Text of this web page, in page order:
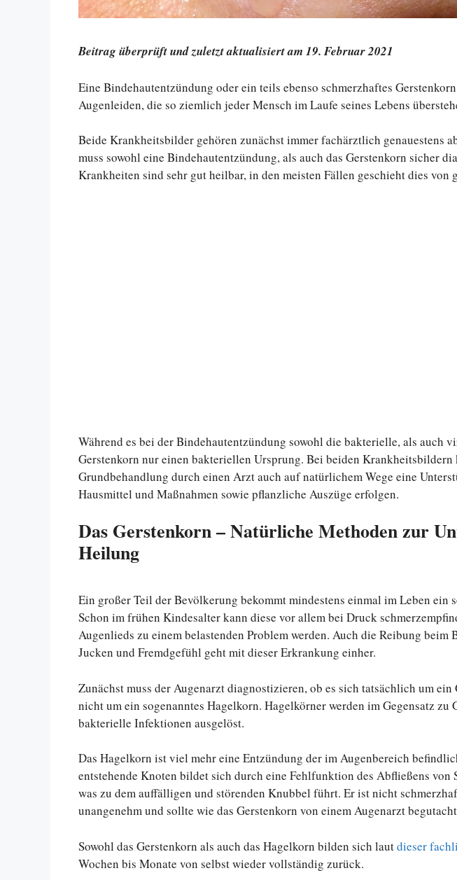
Beitrag überprüft und zuletzt aktualisiert am 19. Februar 2021
Eine Bindehautentzündung oder ein teils ebenso schmerzhaftes
Augenleiden, die so ziemlich jeder Mensch im Laufe seines Lebens
Beide Krankheitsbilder gehören zunächst immer fachärztlich genauestens
muss sowohl eine Bindehautentzündung, als auch das Gerstenkorn sicher
Krankheiten sind sehr gut heilbar, in den meisten Fällen geschieht dies von
Während es bei der Bindehautentzündung sowohl die bakterielle, als auch
Gerstenkorn nur einen bakteriellen Ursprung. Bei beiden
Grundbehandlung durch einen Arzt auch auf natürlichem Wege eine
Hausmittel und Maßnahmen sowie pflanzliche Auszüge erfolgen.
Das Gerstenkorn – Natürliche Methoden zur
Heilung
Ein großer Teil der Bevölkerung bekommt mindestens einmal im Leben ein
Schon im frühen Kindesalter kann diese vor allem bei Druck
Augenlieds zu einem belastenden Problem werden. Auch die Reibung beim
Jucken und Fremdgefühl geht mit dieser Erkrankung einher.
Zunächst muss der Augenarzt diagnostizieren, ob es sich tatsächlich um
nicht um ein sogenanntes Hagelkorn. Hagelkörner werden im Gegensatz zu
bakterielle Infektionen ausgelöst.
Das Hagelkorn ist viel mehr eine Entzündung der im Augenbereich
entstehende Knoten bildet sich durch eine Fehlfunktion des Abfließens von
was zu dem auffälligen und störenden Knubbel führt. Er ist nicht
unangenehm und sollte wie das Gerstenkorn von einem Augenarzt
Sowohl das Gerstenkorn als auch das Hagelkorn bilden sich lautdieser
Wochen bis Monate von selbst wieder vollständig zurück.